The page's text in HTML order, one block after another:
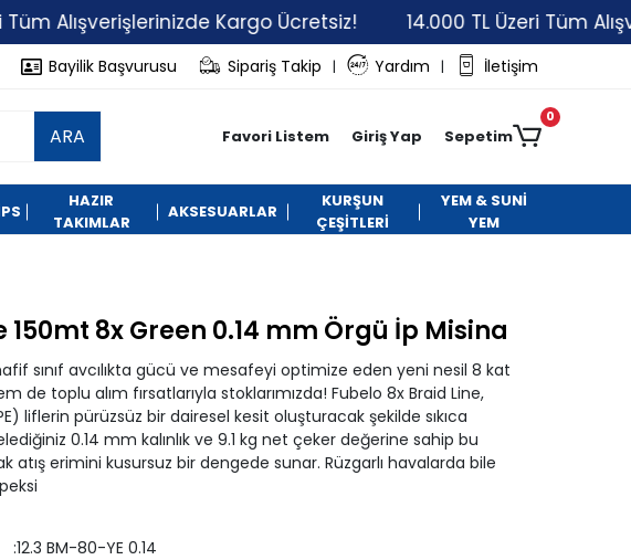
Kargo Ücretsiz! 14.000 TL Üzeri Tüm
Bayilik Başvurusu Sipariş Takip | Yardım | İletişim
ARA Favori Listem Giriş Yap Sepetim
0
HAZIR
TAKIMLAR
AKSESUARLAR
KURŞUN
ÇEŞİTLERİ
YEM & SUNİ
YEM
150mt 8x Green 0.14 mm Örgü İp Misina
sınıf avcılıkta gücü ve mesafeyi optimize eden yeni nesil 8 kat
de toplu alım fırsatlarıyla stoklarımızda! Fubelo 8x Braid Line,
liflerin pürüzsüz bir dairesel kesit oluşturacak şekilde sıkıca
0.14 mm kalınlık ve 9.1 kg net çeker değerine sahip bu
atış erimini kusursuz bir dengede sunar. Rüzgarlı havalarda bile
:12.3 BM-80-YE 0.14